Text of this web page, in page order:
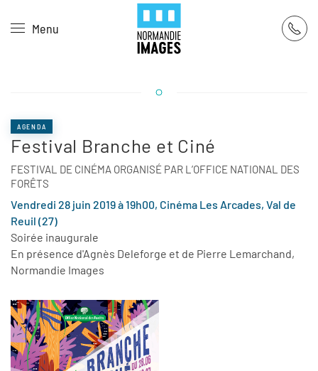
Skip to main content
Menu
AGENDA
Festival Branche et Ciné
FESTIVAL DE CINÉMA ORGANISÉ PAR L’OFFICE NATIONAL DES
FORÊTS
Vendredi 28 juin 2019 à 19h00, Cinéma Les Arcades, Val de
Reuil (27)
Soirée inaugurale
En présence d'Agnès Deleforge et de Pierre Lemarchand,
Normandie Images
Panneau de gestion des cookies